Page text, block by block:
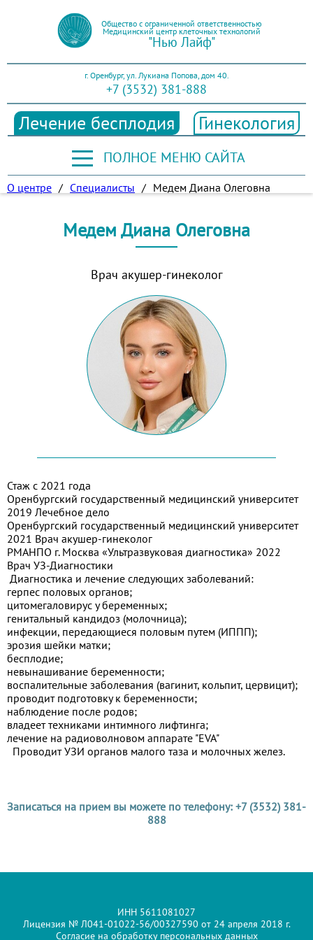
Общество с ограниченной ответственностью
Медицинский центр клеточных технологий
"Нью Лайф"
г. Оренбург, ул. Лукиана Попова, дом 40.
+7 (3532) 381-888
Лечение бесплодия Гинекология
ПОЛНОЕ МЕНЮ САЙТА
О центре / Специалисты / Медем Диана Олеговна
Медем Диана Олеговна
Врач акушер-гинеколог
Стаж с 2021 года
Оренбургский государственный медицинский университет
2019 Лечебное дело
Оренбургский государственный медицинский университет
2021 Врач акушер-гинеколог
РМАНПО г. Москва «Ультразвуковая диагностика» 2022
Врач УЗ-Диагностики
Диагностика и лечение следующих заболеваний:
герпес половых органов;
цитомегаловирус у беременных;
генитальный кандидоз (молочница);
инфекции, передающиеся половым путем (ИППП);
эрозия шейки матки;
бесплодие;
невынашивание беременности;
воспалительные заболевания (вагинит, кольпит, цервицит);
проводит подготовку к беременности;
наблюдение после родов;
владеет техниками интимного лифтинга;
лечение на радиоволновом аппарате "EVA"
Проводит УЗИ органов малого таза и молочных желез.
Записаться на прием вы можете по телефону: +7 (3532) 381-
888
ИНН 5611081027
Лицензия № Л041-01022-56/00327590 от 24 апреля 2018 г.
Согласие на обработку персональных данных